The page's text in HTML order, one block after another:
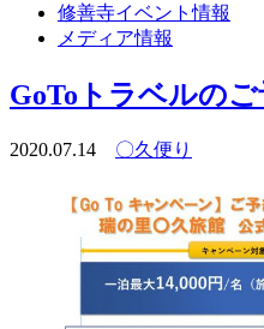
修善寺イベント情報
メディア情報
GoToトラベルの
2020.07.14 〇久便り